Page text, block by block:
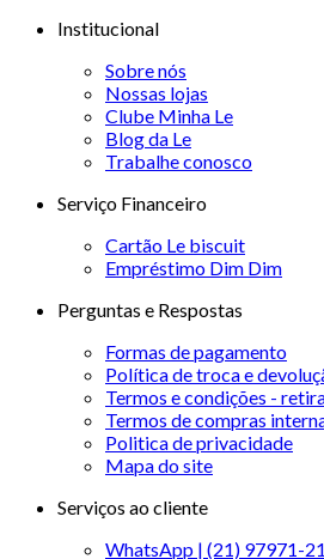
Institucional
Sobre nós
Nossas lojas
Clube Minha Le
Blog da Le
Trabalhe conosco
Serviço Financeiro
Cartão Le biscuit
Empréstimo Dim Dim
Perguntas e Respostas
Formas de pagamento
Política de troca e
Termos e condições -
Termos de compras
Politica de privacidade
Mapa do site
Serviços ao cliente
WhatsApp | (21) 97971-